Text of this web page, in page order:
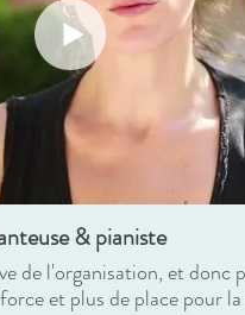
& pianiste
de l'organisation, et donc
et plus de place pour